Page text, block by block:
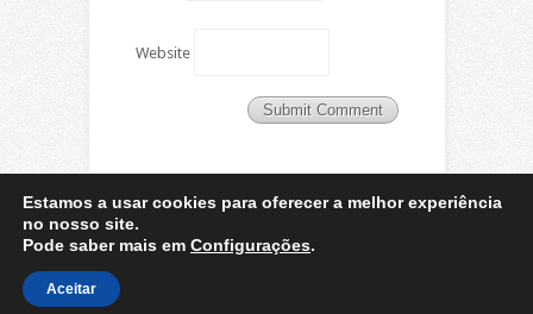
Website
Designed by
Estamos a usar cookies para oferecer a melhor experiência
no nosso site.
Pode saber mais em Configurações.
Aceitar